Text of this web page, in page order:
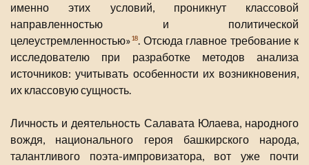
именно этих условий, проникнут классовой
направленностью и политической
целеустремленностью»18. Отсюда главное требование к
исследователю при разработке методов анализа
источников: учитывать особенности их возникновения,
их классовую сущность.
Личность и деятельность Салавата Юлаева, народного
вождя, национального героя башкирского народа,
талантливого поэта-импровизатора, вот уже почти